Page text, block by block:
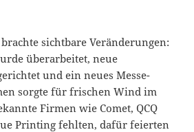
sichtbare Veränderungen:
überarbeitet, neue
und ein neues Messe-
sorgte für frischen Wind im
Firmen wie Comet, QCQ
Printing fehlten, dafür feierten